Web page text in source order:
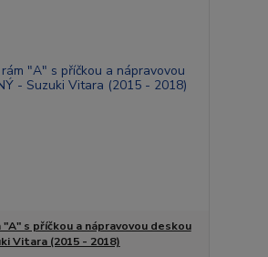
"A" s příčkou a nápravovou deskou
Vitara (2015 - 2018)